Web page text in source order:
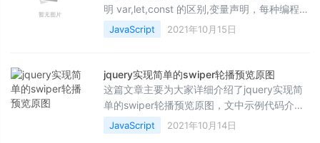
明 var,let,const 的区别,变量声明，每种编程语
言必不可少的语法，在javascript中，变量的声
明相对其他语言来说，算是比较简单的。更多
JavaScript 2021年10月15日
jquery实现简单的swiper轮播预览原图
这篇文章主要为大家详细介绍了jquery实现简
单的swiper轮播预览原图，文中示例代码介绍
的非常详细，具有一定的参考价值，感兴趣的
小伙伴们可以参考一下
JavaScript 2021年10月14日